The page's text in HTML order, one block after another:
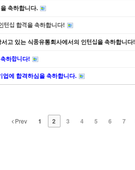
축하합니다.
턴십 합격을 축하합니다!
고 있는 식품유통회사에서의 인턴십을 축하합니다!
하합니다!
업에 합격하심을 축하합니다.
Prev 1 2 3 4 5 6 7